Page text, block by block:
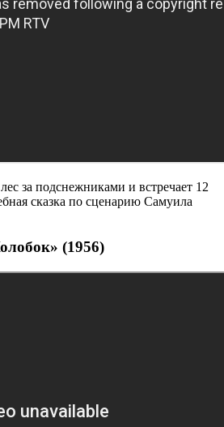
за подснежниками и встречает 12
сказка по сценарию Самуила
(1956)